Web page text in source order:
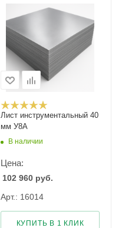
Лист инструментальный 40
мм У8А
В наличии
Цена:
102 960 руб.
Арт.: 16014
КУПИТЬ В 1 КЛИК